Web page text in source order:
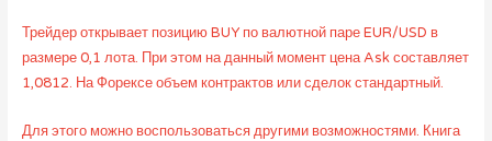
Трейдер открывает позицию BUY по валютной паре EUR/USD в
размере 0,1 лота. При этом на данный момент цена Ask составляет
1,0812. На Форексе объем контрактов или сделок стандартный.
Для этого можно воспользоваться другими возможностями. Книга